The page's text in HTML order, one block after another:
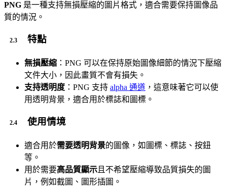
PNG 是一種支持無損壓縮的圖片格式，適合需要保持圖像品
質的情況。
特點
無損壓縮 ：PNG 可以在保持原始圖像細節的情況下壓縮
文件大小，因此畫質不會有損失。
支持透明度 ：PNG 支持 alpha 通道 ，這意味著它可以使
用透明背景，適合用於標誌和圖標。
使用情境
適合用於需要透明背景的圖像，如圖標、標誌、按鈕
等。
用於需要高品質顯示 且不希望壓縮導致品質損失的圖
片，例如截圖、圖形插圖。